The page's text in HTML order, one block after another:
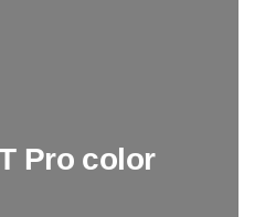
Pro color